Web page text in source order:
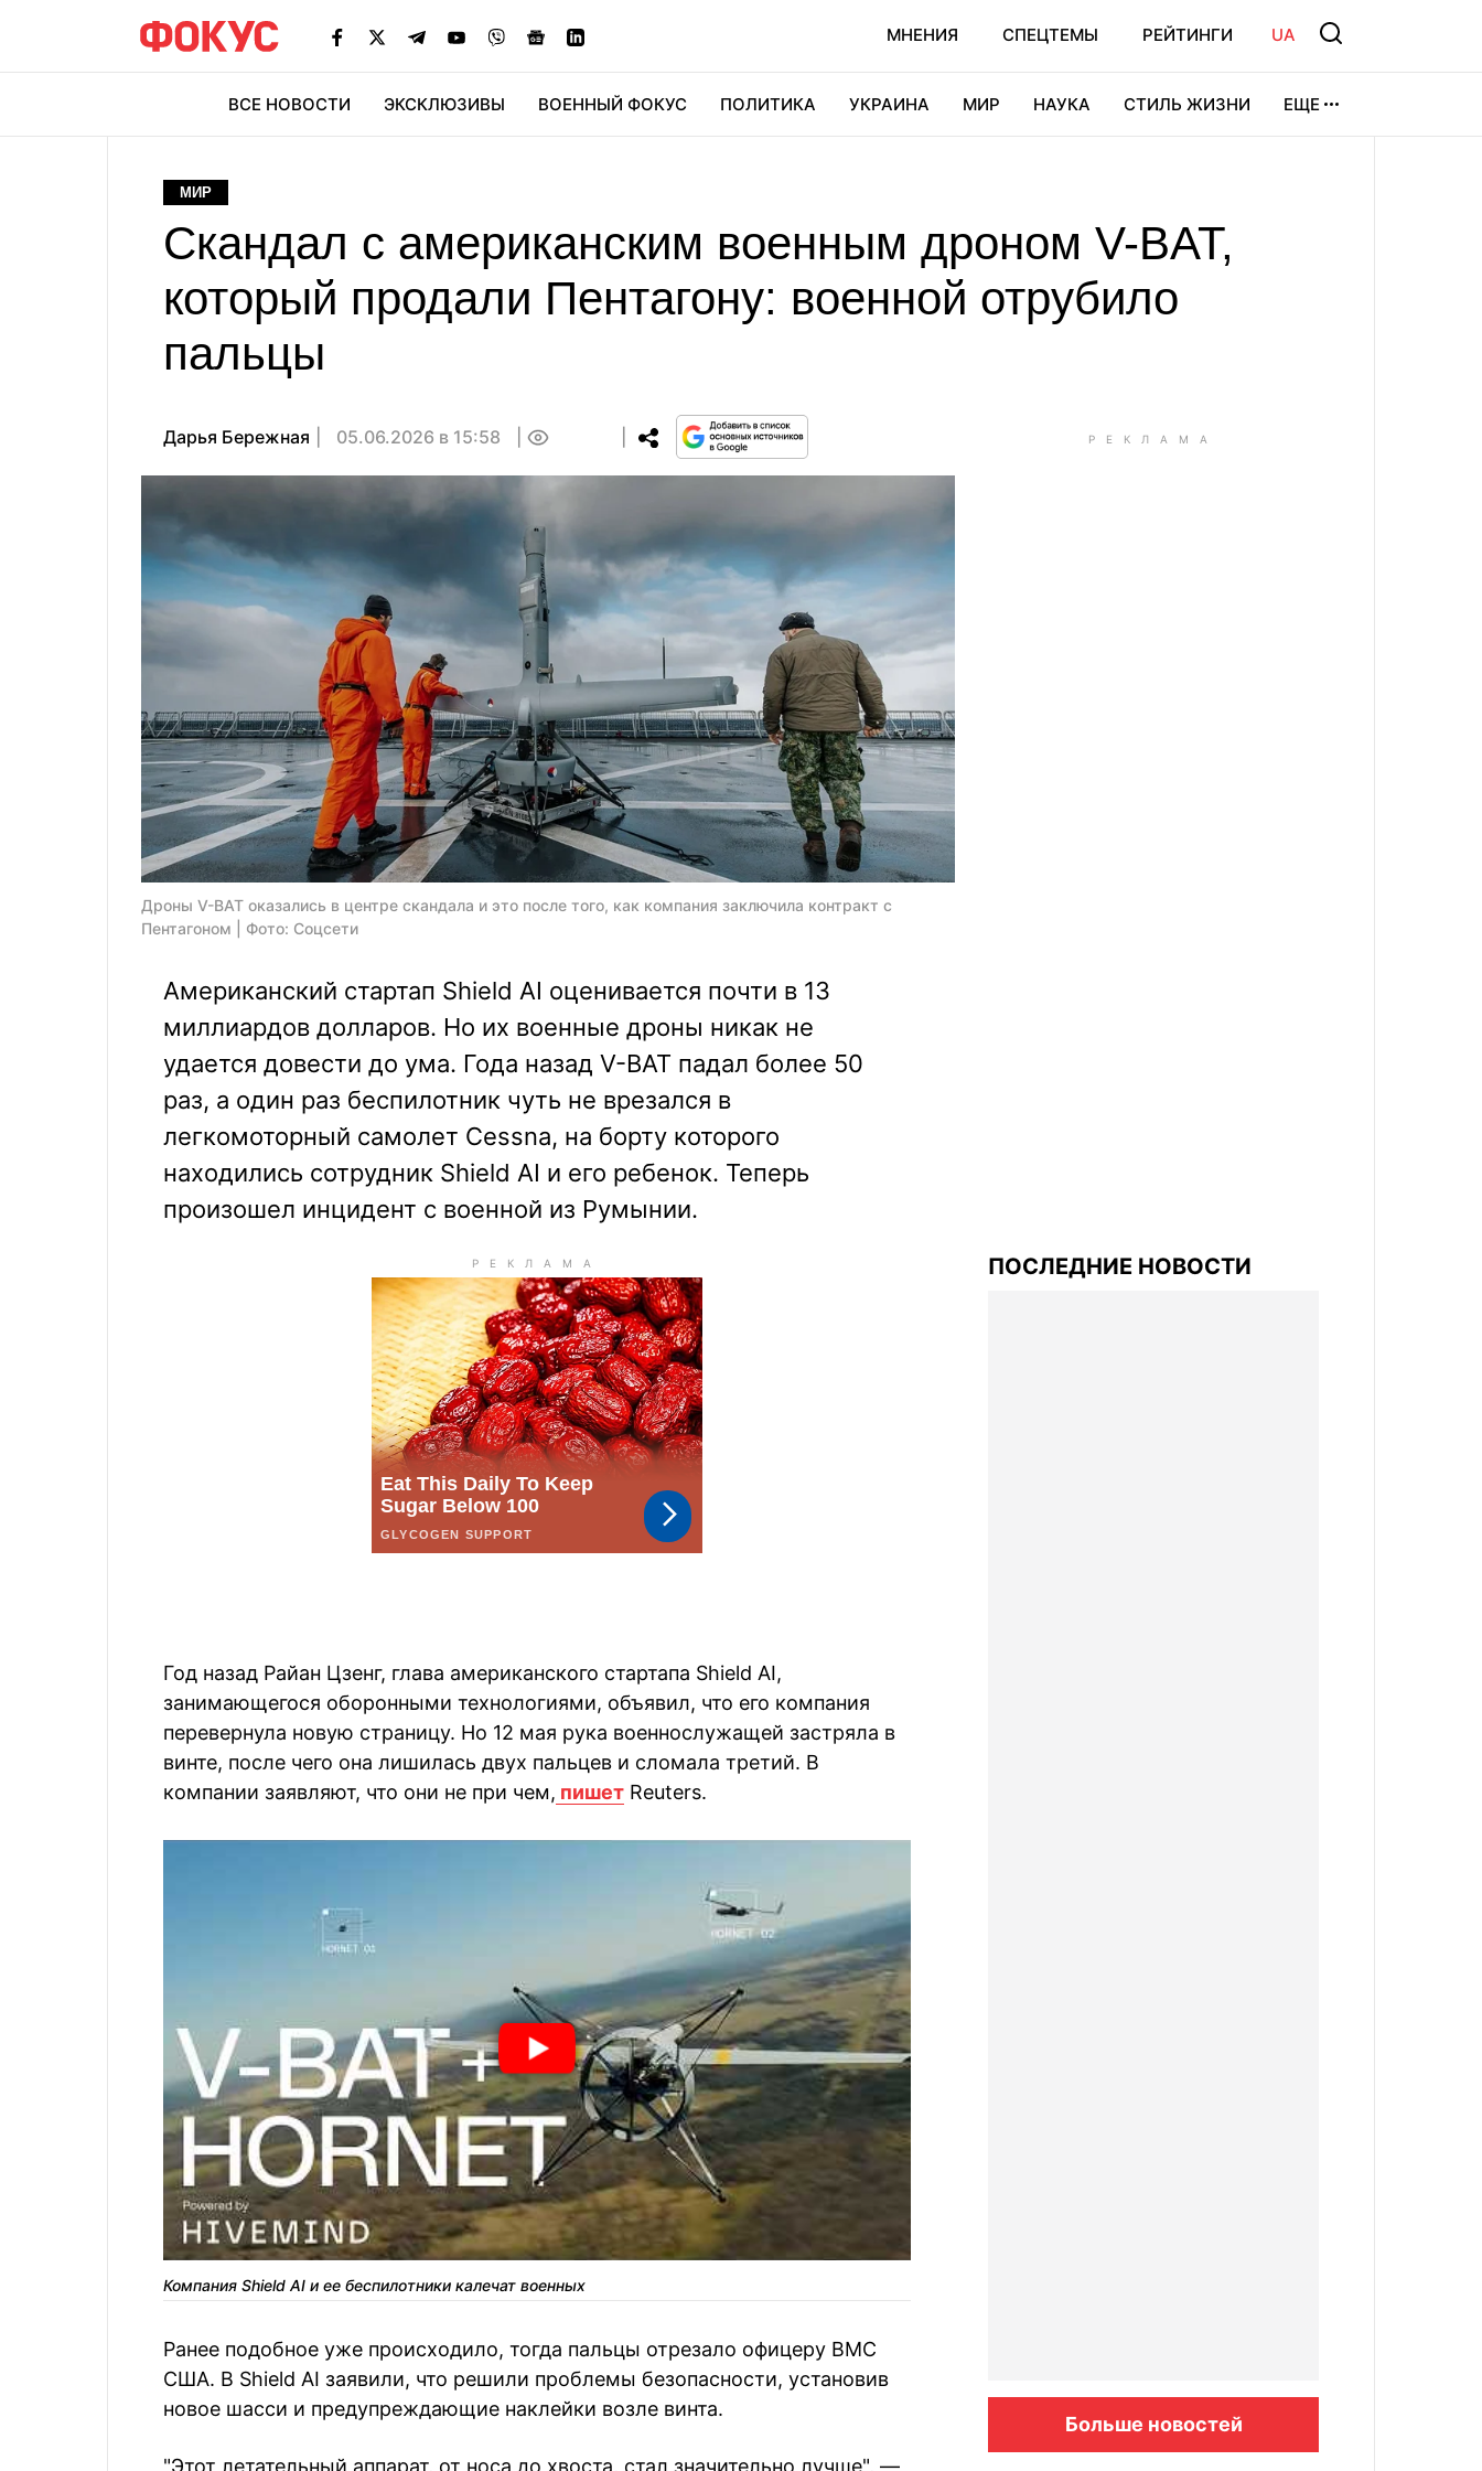
МНЕНИЯ СПЕЦТЕМЫ РЕЙТИНГИ UA
ВСЕ НОВОСТИ ЭКСКЛЮЗИВЫ ВОЕННЫЙ ФОКУС ПОЛИТИКА УКРАИНА МИР НАУКА СТИЛЬ ЖИЗНИ ЕЩЕ
МИР
Скандал с американским военным дроном V-BAT,
который продали Пентагону: военной отрубило
пальцы
Дарья Бережная 05.06.2026 в 15:58
Дроны V-BAT оказались в центре скандала и это после того, как компания заключила контракт с
Пентагоном | Фото: Соцсети
Американский стартап Shield AI оценивается почти в 13
миллиардов долларов. Но их военные дроны никак не
удается довести до ума. Года назад V-BAT падал более 50
раз, а один раз беспилотник чуть не врезался в
легкомоторный самолет Cessna, на борту которого
находились сотрудник Shield AI и его ребенок. Теперь
произошел инцидент с военной из Румынии.
Год назад Райан Цзенг, глава американского стартапа Shield AI,
занимающегося оборонными технологиями, объявил, что его компания
перевернула новую страницу. Но 12 мая рука военнослужащей застряла в
винте, после чего она лишилась двух пальцев и сломала третий. В
компании заявляют, что они не при чем, пишет Reuters.
Компания Shield AI и ее беспилотники калечат военных
Ранее подобное уже происходило, тогда пальцы отрезало офицеру ВМС
США. В Shield AI заявили, что решили проблемы безопасности, установив
новое шасси и предупреждающие наклейки возле винта.
ПОСЛЕДНИЕ НОВОСТИ
Больше новостей